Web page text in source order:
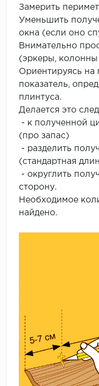
Замерить
Уменьшить
окна (если оно
Внимательно
(эркеры, колонны
Ориентируясь на
показатель,
плинтуса.
Делается это
- к полученной
(про запас)
- разделить
(стандартная
- округлить
сторону.
Необходимое
найдено.